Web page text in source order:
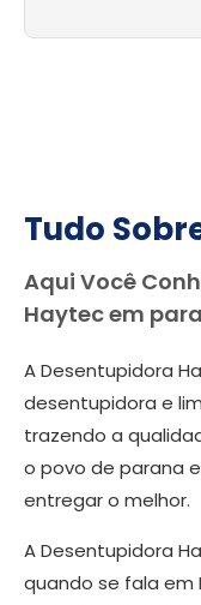
Tudo
Aqui Você
Haytec em
A Desentupidora
desentupidora e
trazendo a
o povo de parana
entregar o melhor.
A Desentupidora
quando se fala em